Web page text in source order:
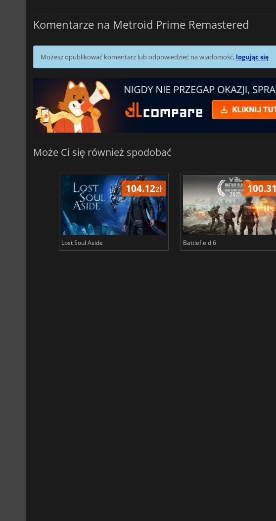
Komentarze na Metroid Prime Remastered
Możesz opublikować komentarz lub odpowiedzieć na wiadomość, logując się
Może Ci się również spodobać
104.12zł
Lost Soul Aside
100.31
Battlefield 6